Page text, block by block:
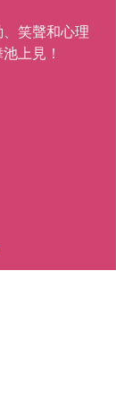
笑聲和心理
上見！